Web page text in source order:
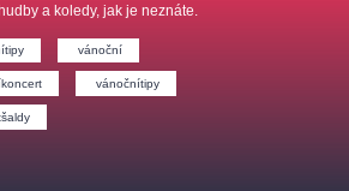
a koledy, jak je neznáte.
vánoční
vánočnítipy